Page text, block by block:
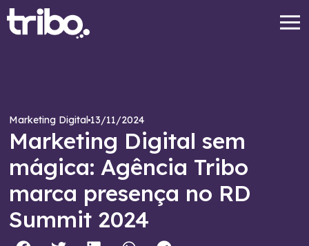
Marketing Digital13/11/2024
Marketing Digital sem
mágica: Agência Tribo
marca presença no RD
Summit 2024